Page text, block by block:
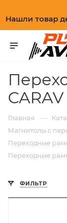
Нашли товар
Главная —
Магнитолы с
Переходные
Переходные
ФИЛЬТР